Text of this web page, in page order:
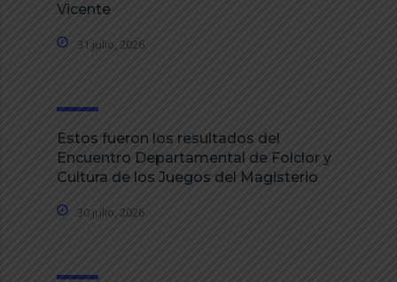
Vicente
31 julio, 2026
Estos fueron los resultados del
Encuentro Departamental de Folclor y
Cultura de los Juegos del Magisterio
30 julio, 2026